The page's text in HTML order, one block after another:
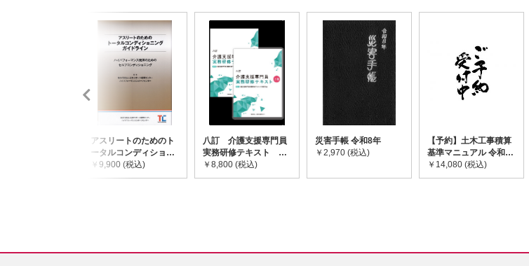
アスリートのためのト
ータルコンディショニ
ングガイドライン
￥9,900 (税込)
八訂 介護支援専門員
実務研修テキスト
(上・下巻/分売不可)
￥8,800 (税込)
災害手帳 令和8年
￥2,970 (税込)
【予約】土木工事積算
基準マニュアル 令和8
年度版 ※2026年8月
下旬発売予定
￥14,080 (税込)